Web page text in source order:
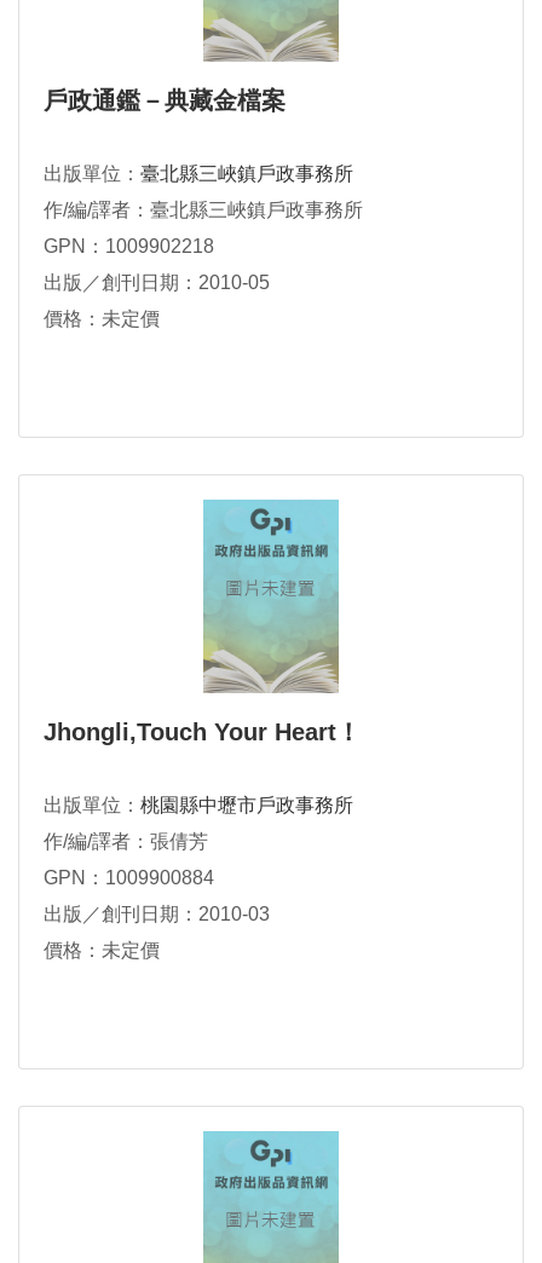
戶政通鑑－典藏金檔案
出版單位： 臺北縣三峽鎮戶政事務所
作/編/譯者：臺北縣三峽鎮戶政事務所
GPN：1009902218
出版／創刊日期：2010-05
價格：未定價
Jhongli,Touch Your Heart！
出版單位： 桃園縣中壢市戶政事務所
作/編/譯者：張倩芳
GPN：1009900884
出版／創刊日期：2010-03
價格：未定價